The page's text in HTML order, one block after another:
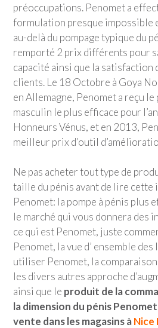
préoccupations. Penomet a
formulation presque impossible
au-delà du pompage typique du
remporté 2 prix différents pour
capacité ainsi que la satisfaction
clients. Le 18 Octobre à Goya
en Allemagne, Penomet a reçu
masculin le plus efficace pour
Honneurs Vénus, et en 2013,
meilleur prix d’outil
Ne pas acheter tout type de
taille du pénis avant de lire
Penomet: la pompe à pénis plus
le marché qui vous donnera des
ce qui est Penomet, juste
Penomet, la vue d’ ensemble
utiliser Penomet, la
les divers autres approche
ainsi que le produit de la
la dimension du pénis
vente dans les magasins àNice